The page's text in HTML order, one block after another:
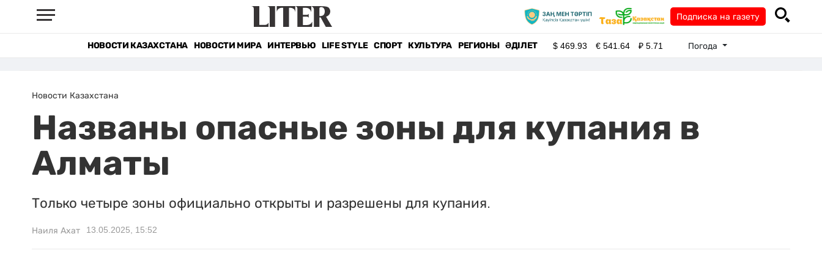
Подписка на газету
НОВОСТИ КАЗАХСТАНА НОВОСТИ МИРА ИНТЕРВЬЮ LIFE STYLE СПОРТ КУЛЬТУРА РЕГИОНЫ ӘДІЛЕТ $469.93 €541.64 ₽5.71 Погода
Новости Казахстана
Названы опасные зоны для купания в
Алматы
Только четыре зоны официально открыты и разрешены для купания.
Наиля Ахат 13.05.2025, 15:52